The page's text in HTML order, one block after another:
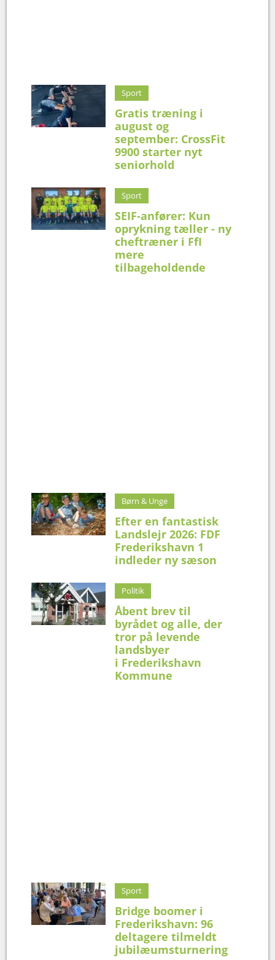
Sport
Gratis træning i
august og
september: CrossFit
9900 starter nyt
seniorhold
Sport
SEIF-anfører: Kun
oprykning tæller - ny
cheftræner i FfI
mere
tilbageholdende
Børn & Unge
Efter en fantastisk
Landslejr 2026: FDF
Frederikshavn 1
indleder ny sæson
Politik
Åbent brev til
byrådet og alle, der
tror på levende
landsbyer
i Frederikshavn
Kommune
Sport
Bridge boomer i
Frederikshavn: 96
deltagere tilmeldt
jubilæumsturnering